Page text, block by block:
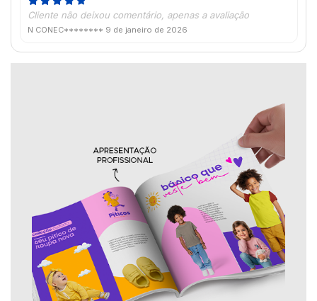
Cliente não deixou comentário, apenas a avaliação
N CONEC******** 9 de janeiro de 2026